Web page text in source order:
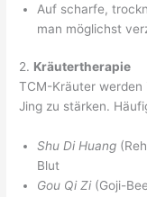
Auf scharfe,
man möglichst
2. Kräutertherapie
TCM-Kräuter werden
Jing zu stärken.
Shu Di Huang
Blut
Gou Qi Zi(Goji-